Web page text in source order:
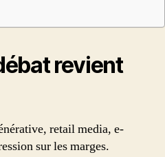
revient
retail media, e-
sur les marges.